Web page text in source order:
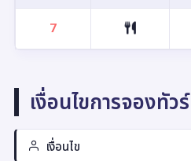
7
เงื่อนไขการจองทัวร์
เงื่อนไข